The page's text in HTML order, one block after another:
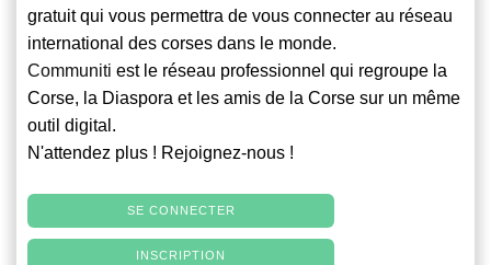
gratuit qui vous permettra de vous connecter au réseau
international des corses dans le monde.
Communiti est le réseau professionnel qui regroupe la
Corse, la Diaspora et les amis de la Corse sur un même
outil digital.
N'attendez plus ! Rejoignez-nous !
SE CONNECTER
INSCRIPTION